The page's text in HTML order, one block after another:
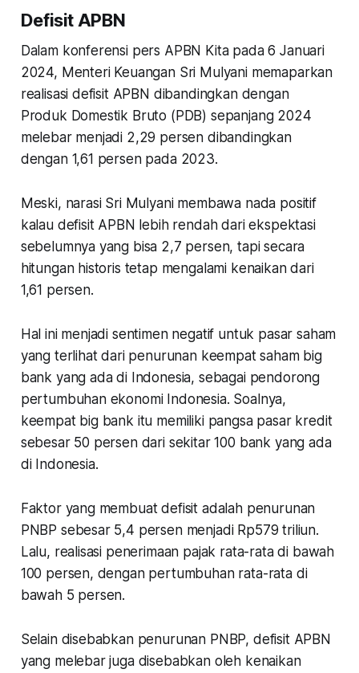
Defisit APBN
Dalam konferensi pers APBN Kita pada 6 Januari
2024, Menteri Keuangan Sri Mulyani memaparkan
realisasi defisit APBN dibandingkan dengan
Produk Domestik Bruto (PDB) sepanjang 2024
melebar menjadi 2,29 persen dibandingkan
dengan 1,61 persen pada 2023.
Meski, narasi Sri Mulyani membawa nada positif
kalau defisit APBN lebih rendah dari ekspektasi
sebelumnya yang bisa 2,7 persen, tapi secara
hitungan historis tetap mengalami kenaikan dari
1,61 persen.
Hal ini menjadi sentimen negatif untuk pasar saham
yang terlihat dari penurunan keempat saham big
bank yang ada di Indonesia, sebagai pendorong
pertumbuhan ekonomi Indonesia. Soalnya,
keempat big bank itu memiliki pangsa pasar kredit
sebesar 50 persen dari sekitar 100 bank yang ada
di Indonesia.
Faktor yang membuat defisit adalah penurunan
PNBP sebesar 5,4 persen menjadi Rp579 triliun.
Lalu, realisasi penerimaan pajak rata-rata di bawah
100 persen, dengan pertumbuhan rata-rata di
bawah 5 persen.
Selain disebabkan penurunan PNBP, defisit APBN
yang melebar juga disebabkan oleh kenaikan